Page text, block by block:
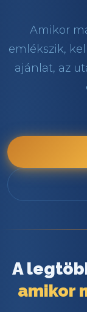
Amikor
emlékszik,
ajánlat, az
A
amikor